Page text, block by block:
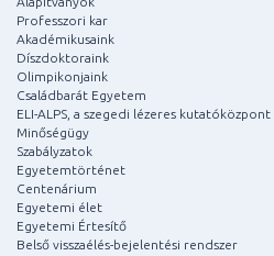
Professzori kar
Akadémikusaink
Díszdoktoraink
Olimpikonjaink
Családbarát Egyetem
ELI-ALPS, a szegedi lézeres kutatóközpont
Minőségügy
Szabályzatok
Egyetemtörténet
Centenárium
Egyetemi élet
Egyetemi Értesítő
Belső visszaélés-bejelentési rendszer